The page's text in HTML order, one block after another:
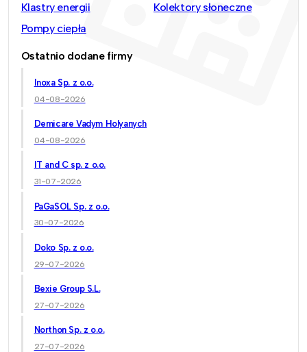
Klastry energii
Kolektory słoneczne
Pompy ciepła
Ostatnio dodane firmy
Inoxa Sp. z o.o.
04-08-2026
Demicare Vadym Holyanych
04-08-2026
IT and C sp. z o.o.
31-07-2026
PaGaSOL Sp. z o.o.
30-07-2026
Doko Sp. z o.o.
29-07-2026
Bexie Group S.L.
27-07-2026
Northon Sp. z o.o.
27-07-2026